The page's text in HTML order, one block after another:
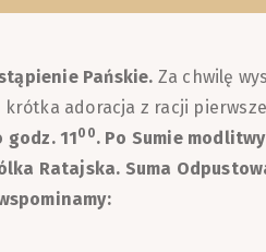
Pańskie. Za chwilę
krótka adoracja z racji
godz. 1100. Po Sumie modlitwy
Ratajska. Suma